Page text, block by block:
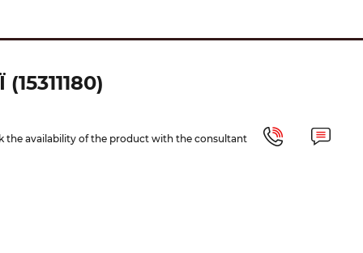
the availability of the product with the consultant